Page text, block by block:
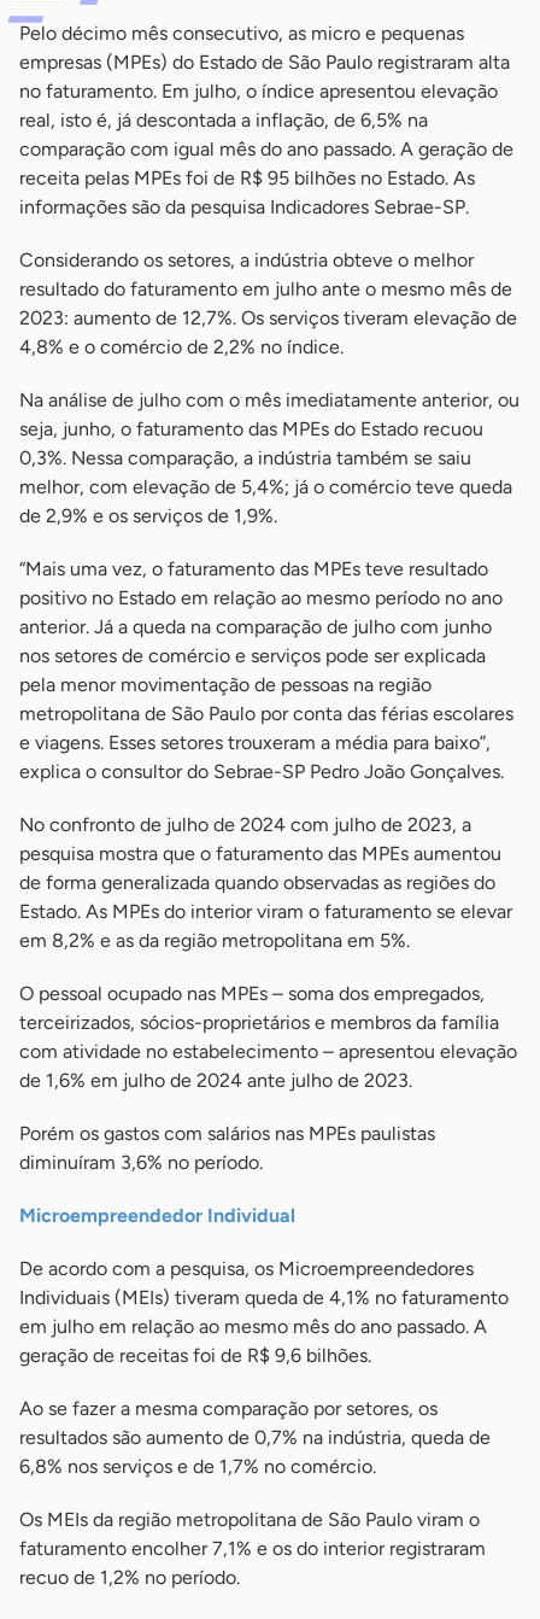
Pelo décimo mês consecutivo, as micro e pequenas
empresas (MPEs) do Estado de São Paulo registraram alta
no faturamento. Em julho, o índice apresentou elevação
real, isto é, já descontada a inflação, de 6,5% na
comparação com igual mês do ano passado. A geração de
receita pelas MPEs foi de R$ 95 bilhões no Estado. As
informações são da pesquisa Indicadores Sebrae-SP.
Considerando os setores, a indústria obteve o melhor
resultado do faturamento em julho ante o mesmo mês de
2023: aumento de 12,7%. Os serviços tiveram elevação de
4,8% e o comércio de 2,2% no índice.
Na análise de julho com o mês imediatamente anterior, ou
seja, junho, o faturamento das MPEs do Estado recuou
0,3%. Nessa comparação, a indústria também se saiu
melhor, com elevação de 5,4%; já o comércio teve queda
de 2,9% e os serviços de 1,9%.
“Mais uma vez, o faturamento das MPEs teve resultado
positivo no Estado em relação ao mesmo período no ano
anterior. Já a queda na comparação de julho com junho
nos setores de comércio e serviços pode ser explicada
pela menor movimentação de pessoas na região
metropolitana de São Paulo por conta das férias escolares
e viagens. Esses setores trouxeram a média para baixo”,
explica o consultor do Sebrae-SP Pedro João Gonçalves.
No confronto de julho de 2024 com julho de 2023, a
pesquisa mostra que o faturamento das MPEs aumentou
de forma generalizada quando observadas as regiões do
Estado. As MPEs do interior viram o faturamento se elevar
em 8,2% e as da região metropolitana em 5%.
O pessoal ocupado nas MPEs – soma dos empregados,
terceirizados, sócios-proprietários e membros da família
com atividade no estabelecimento – apresentou elevação
de 1,6% em julho de 2024 ante julho de 2023.
Porém os gastos com salários nas MPEs paulistas
diminuíram 3,6% no período.
Microempreendedor Individual
De acordo com a pesquisa, os Microempreendedores
Individuais (MEIs) tiveram queda de 4,1% no faturamento
em julho em relação ao mesmo mês do ano passado. A
geração de receitas foi de R$ 9,6 bilhões.
Ao se fazer a mesma comparação por setores, os
resultados são aumento de 0,7% na indústria, queda de
6,8% nos serviços e de 1,7% no comércio.
Os MEIs da região metropolitana de São Paulo viram o
faturamento encolher 7,1% e os do interior registraram
recuo de 1,2% no período.